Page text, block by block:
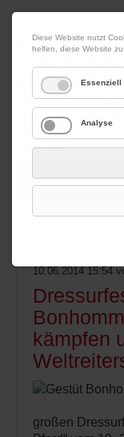
09. August 2026
Werbung
10.06.2014 15:54
kämpfen
großen
Diese Website nutzt
helfen, diese Website zu
Essenziell
Analyse